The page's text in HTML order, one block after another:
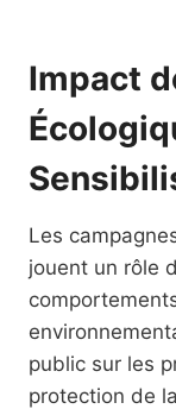
Impact
Les
jouent un rôle
public sur les
protection de